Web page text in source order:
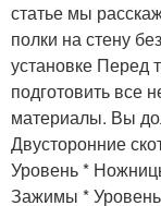
статье мы
полки на стену
установке Перед
подготовить все
материалы. Вы
Двусторонние
Уровень *
Зажимы *